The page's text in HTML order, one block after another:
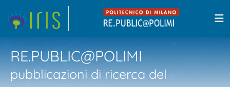
RE.PUBLIC@POLIMI
pubblicazioni di ricerca del